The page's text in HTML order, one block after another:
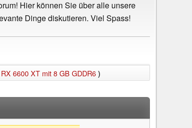
Hier können Sie über alle unsere
Dinge diskutieren. Viel Spass!
6600 XT mit 8 GB GDDR6 )